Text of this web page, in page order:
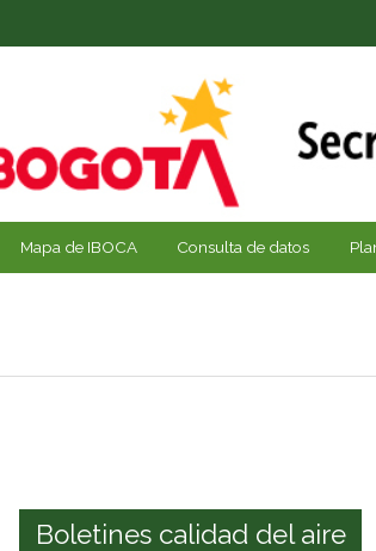
Mapa de IBOCA Consulta de datos
Boletines calidad del aire